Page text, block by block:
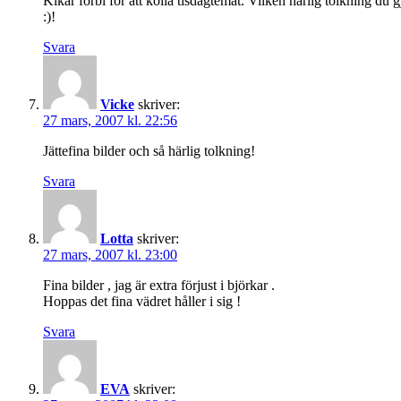
:)!
Svara
Vicke skriver:
27 mars, 2007 kl. 22:56
Jättefina bilder och så härlig tolkning!
Svara
Lotta skriver:
27 mars, 2007 kl. 23:00
Fina bilder , jag är extra förjust i björkar .
Hoppas det fina vädret håller i sig !
Svara
EVA skriver: